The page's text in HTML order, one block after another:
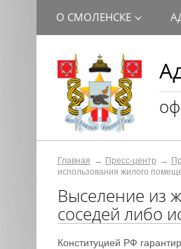
О СМОЛЕНСКЕ
Главная Пресс-центр
использования жилого
Выселение из
соседей либо
Конституцией РФ